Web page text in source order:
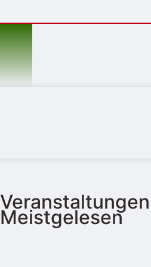
Veranstaltungen
Meistgelesen